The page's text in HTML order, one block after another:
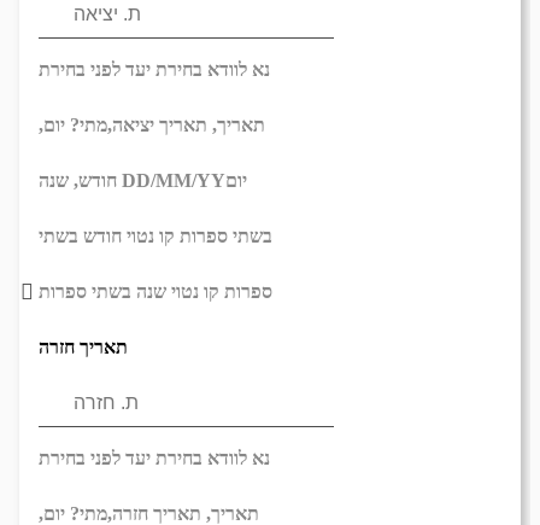
נא לוודא בחירת יעד לפני בחירת
תאריך, תאריך יציאה,מתי? יום,
DD/MM/YYיום
בשתי ספרות קו נטוי חודש בשתי
ספרות קו נטוי שנה בשתי ספרות
תאריך חזרה
נא לוודא בחירת יעד לפני בחירת
תאריך, תאריך חזרה,מתי? יום,